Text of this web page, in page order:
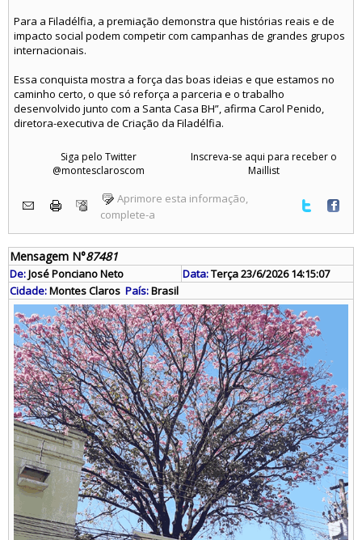
Para a Filadélfia, a premiação demonstra que histórias reais e de
impacto social podem competir com campanhas de grandes grupos
internacionais.
Essa conquista mostra a força das boas ideias e que estamos no
caminho certo, o que só reforça a parceria e o trabalho
desenvolvido junto com a Santa Casa BH”, afirma Carol Penido,
diretora-executiva de Criação da Filadélfia.
Siga pelo Twitter
@montesclaroscom
Inscreva-se aqui para receber o
Maillist
Aprimore esta informação,
complete-a
Mensagem N°87481
De:José Ponciano Neto Data:Terça 23/6/2026 14:15:07
Cidade:Montes Claros País:Brasil